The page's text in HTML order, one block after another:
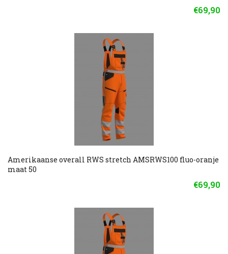
€69,90
Amerikaanse overall RWS stretch AMSRWS100 fluo-oranje
maat 50
€69,90